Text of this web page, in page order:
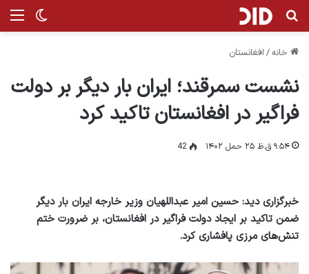
تغییر جستجو برای
خانه/ افغانستان
نشست سمرقند؛ ایران بار دیگر بر دولت
فراگیر در افغانستان تاکید کرد
۹:۵۴ ق.ظ ۲۵ حمل ۱۴۰۲ 42
خبرگزاری دید: حسین امیر عبداللهیان وزیر خارجه ایران بار دیگر
ضمن تاکید بر ایجاد دولت فراگیر در افغانستان، بر ضرورت ختم
تنش‌های مرزی پافشاری کرد.